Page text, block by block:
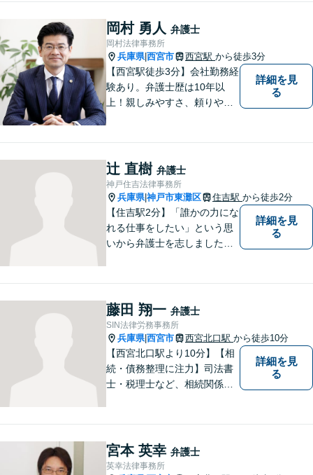
ります。まずはご相談へお越
しください【完全個室対応】
岡村 勇人 弁護士
岡村法律事務所
兵庫県|西宮市 西宮駅 から徒歩3分
【西宮駅徒歩3分】会社勤務経
験あり。弁護士歴は10年以
上！親しみやすさ、頼りやす
面談無料】
詳細を見
る
辻 直樹 弁護士
神戸住吉法律事務所
兵庫県|神戸市東灘区 住吉駅 から徒歩2分
【住吉駅2分】「誰かの力にな
れる仕事をしたい」という思
いから弁護士を志しました。
うぞ一人で抱え込まず、お気
軽にご相談ください。
詳細を見
る
藤田 翔一 弁護士
SIN法律労務事務所
兵庫県|西宮市 西宮北口駅 から徒歩10分
【西宮北口駅より10分】【相
続・債務整理に注力】司法書
士・税理士など、相続関係に
象とした、法律サービスを提
供しております。お気軽に、
詳細を見
る
宮本 英幸 弁護士
英幸法律事務所